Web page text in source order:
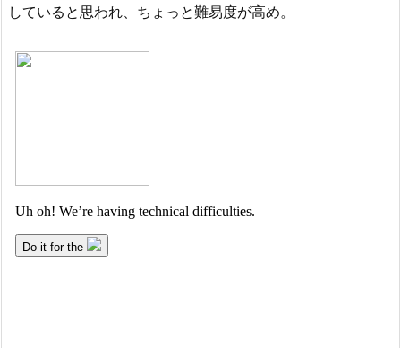
していると思われ、ちょっと難易度が高め。